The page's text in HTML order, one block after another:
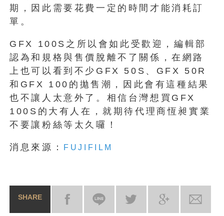
期，因此需要花費一定的時間才能消耗訂
單。
GFX 100S之所以會如此受歡迎，編輯部
認為和規格與售價脫離不了關係，在網路
上也可以看到不少GFX 50S、GFX 50R
和GFX 100的拋售潮，因此會有這種結果
也不讓人太意外了。相信台灣想買GFX
100S的大有人在，就期待代理商恆昶實業
不要讓粉絲等太久囉！
消息來源： FUJIFILM
SHARE